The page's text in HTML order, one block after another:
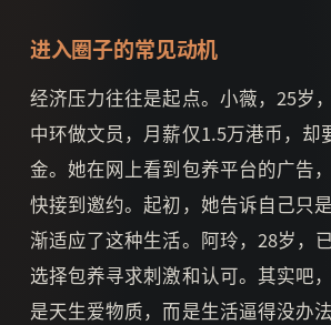
进入圈子的常见动机
经济压力往往是起点。小薇，25岁
中环做文员，月薪仅1.5万港币，却
金。她在网上看到包养平台的广告
快接到邀约。起初，她告诉自己只
渐适应了这种生活。阿玲，28岁，
选择包养寻求刺激和认可。其实吧
是天生爱物质，而是生活逼得没办法